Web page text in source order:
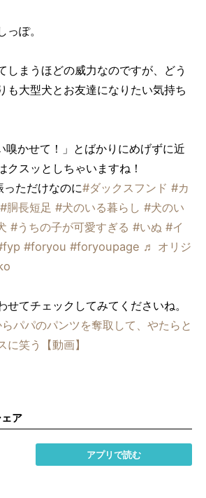
ぽ。
しまうほどの威力なのですが、どう
も大型犬とお友達になりたい気持ち
かせて！」とばかりにめげずに近
クスッとしちゃいますね！
っただけなのに#ダックスフンド #カ
#胴長短足 #犬のいる暮らし #犬のい
#うちの子が可愛すぎる #いぬ #イ
#foryou #foryoupage ♬ オリジ
せてチェックしてみてくださいね。
らパパのパンツを奪取して、やたらと
笑う【動画】
ア
アプリで読む